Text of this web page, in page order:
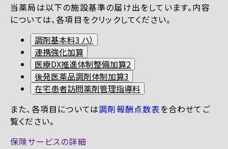
当薬局は以下の施設基準の届け出をしています。内容
については、各項目をクリックしてください。
調剤基本料3 ハ）
連携強化加算
医療DX推進体制整備加算2
後発医薬品調剤体制加算3
在宅患者訪問薬剤管理指導料
また、各項目については調剤報酬点数表を合わせてご
覧ください。
保険サービスの詳細